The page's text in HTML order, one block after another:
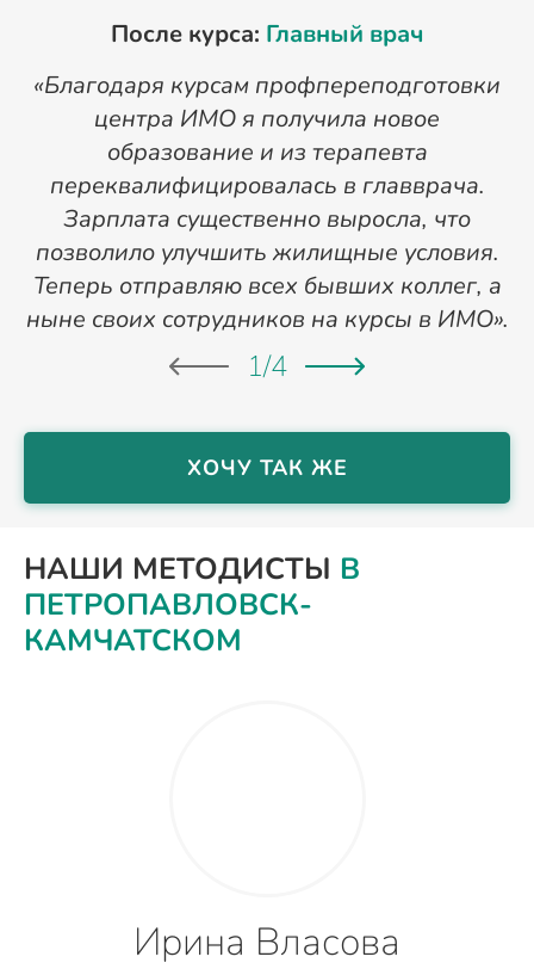
После курса: Главный врач
«Благодаря курсам профпереподготовки
центра ИМО я получила новое
образование и из терапевта
переквалифицировалась в главврача.
Зарплата существенно выросла, что
позволило улучшить жилищные условия.
Теперь отправляю всех бывших коллег, а
ныне своих сотрудников на курсы в ИМО».
1/4
ХОЧУ ТАК ЖЕ
НАШИ МЕТОДИСТЫ В
ПЕТРОПАВЛОВСК-
КАМЧАТСКОМ
Ирина Власова